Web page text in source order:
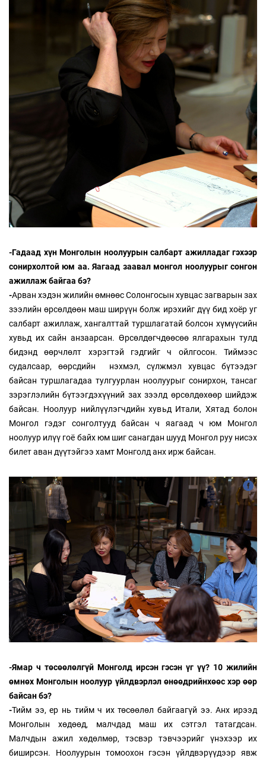
-Гадаад хүн Монголын ноолуурын салбарт ажилладаг гэхээр
сонирхолтой юм аа. Яагаад заавал монгол ноолуурыг сонгон
ажиллаж байгаа бэ?
-Арван хэдэн жилийн өмнөөс Солонгосын хувцас загварын зах
зээлийн өрсөлдөөн маш ширүүн болж ирэхийг дүү бид хоёр уг
салбарт ажиллаж, хангалттай туршлагатай болсон хүмүүсийн
хувьд их сайн анзаарсан. Өрсөлдөгчдөөсөө ялгарахын тулд
бидэнд өөрчлөлт хэрэгтэй гэдгийг ч ойлгосон. Тиймээс
судалсаар, өөрсдийн нэхмэл, сүлжмэл хувцас бүтээдэг
байсан туршлагадаа тулгуурлан ноолуурыг сонирхон, тансаг
зэрэглэлийн бүтээгдэхүүний зах зээлд өрсөлдөхөөр шийдэж
байсан. Ноолуур нийлүүлэгчдийн хувьд Итали, Хятад болон
Монгол гэдэг сонголтууд байсан ч яагаад ч юм Монгол
ноолуур илүү гоё байх юм шиг санагдан шууд Монгол руу нисэх
билет аван дүүтэйгээ хамт Монголд анх ирж байсан.
-Ямар ч төсөөлөлгүй Монголд ирсэн гэсэн үг үү? 10 жилийн
өмнөх Монголын ноолуур үйлдвэрлэл өнөөдрийнхөөс хэр өөр
байсан бэ?
-Тийм ээ, ер нь тийм ч их төсөөлөл байгаагүй ээ. Анх ирээд
Монголын хөдөөд, малчдад маш их сэтгэл татагдсан.
Малчдын ажил хөдөлмөр, тэсвэр тэвчээрийг үнэхээр их
биширсэн. Ноолуурын томоохон гэсэн үйлдвэрүүдээр явж